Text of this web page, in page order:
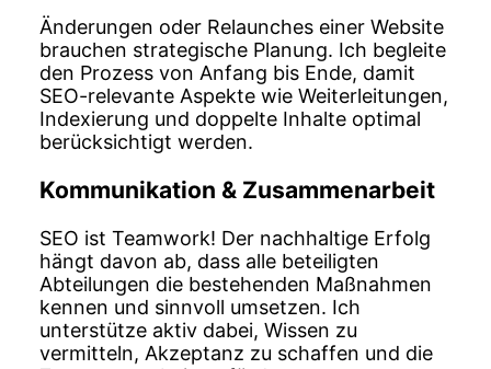
Änderungen oder Relaunches einer Website
brauchen strategische Planung. Ich begleite
den Prozess von Anfang bis Ende, damit
SEO-relevante Aspekte wie Weiterleitungen,
Indexierung und doppelte Inhalte optimal
berücksichtigt werden.
Kommunikation & Zusammenarbeit
SEO ist Teamwork! Der nachhaltige Erfolg
hängt davon ab, dass alle beteiligten
Abteilungen die bestehenden Maßnahmen
kennen und sinnvoll umsetzen. Ich
unterstütze aktiv dabei, Wissen zu
vermitteln, Akzeptanz zu schaffen und die